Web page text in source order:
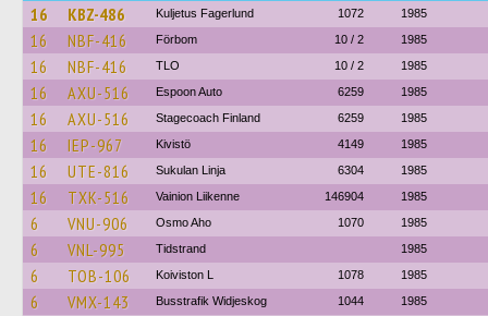
16 KBZ-486 Kuljetus Fagerlund 1072 1985
16 NBF-416 Förbom 10 / 2 1985
16 NBF-416 TLO 10 / 2 1985
16 AXU-516 Espoon Auto 6259 1985
16 AXU-516 Stagecoach Finland 6259 1985
16 IEP-967 Kivistö 4149 1985
16 UTE-816 Sukulan Linja 6304 1985
16 TXK-516 Vainion Liikenne 146904 1985
6 VNU-906 Osmo Aho 1070 1985
6 VNL-995 Tidstrand 1985
6 TOB-106 Koiviston L 1078 1985
6 VMX-143 Busstrafik Widjeskog 1044 1985